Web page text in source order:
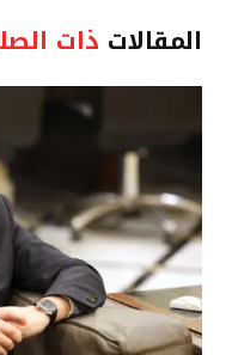
المقالات ذات